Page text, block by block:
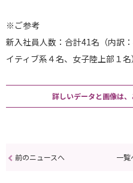
※ご参考
新入社員人数：合計41名（内訳
イティブ系４名、女子陸上部１名）
詳しいデータと画像は
前のニュースへ 一覧